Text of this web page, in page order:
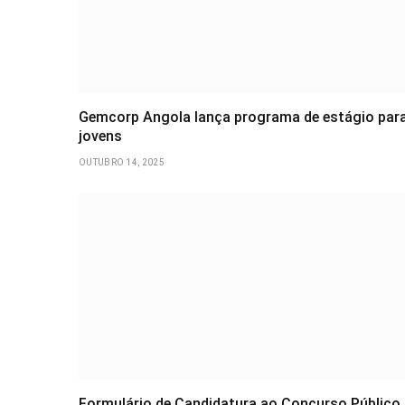
Gemcorp Angola lança programa de estágio
jovens
OUTUBRO 14, 2025